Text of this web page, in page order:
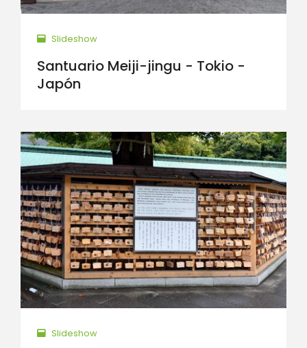
Slideshow
Santuario Meiji-jingu - Tokio -
Japón
Slideshow